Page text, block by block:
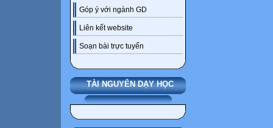
Góp ý với ngành GD
Liên kết website
Soạn bài trực tuyến
TÀI NGUYÊN DẠY HỌC